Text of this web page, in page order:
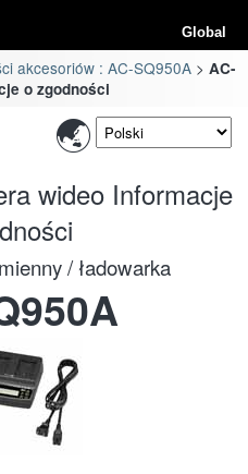
Global
akcesoriów : AC-SQ950A
AC-
o zgodności
wideo Informacje
/ ładowarka